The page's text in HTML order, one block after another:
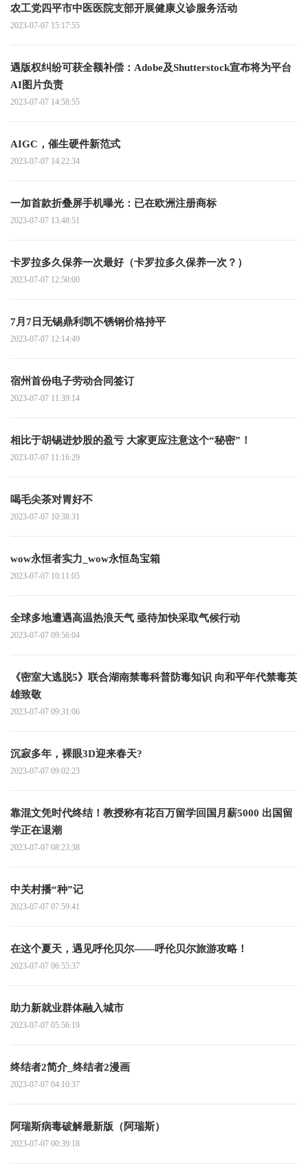
农工党四平市中医医院支部开展健康义诊服务活动
2023-07-07 15:17:55
遇版权纠纷可获全额补偿：Adobe及Shutterstock宣布将为平台
AI图片负责
2023-07-07 14:58:55
AIGC，催生硬件新范式
2023-07-07 14:22:34
一加首款折叠屏手机曝光：已在欧洲注册商标
2023-07-07 13:48:51
卡罗拉多久保养一次最好（卡罗拉多久保养一次？）
2023-07-07 12:50:00
7月7日无锡鼎利凯不锈钢价格持平
2023-07-07 12:14:49
宿州首份电子劳动合同签订
2023-07-07 11:39:14
相比于胡锡进炒股的盈亏 大家更应注意这个“秘密”！
2023-07-07 11:16:29
喝毛尖茶对胃好不
2023-07-07 10:38:31
wow永恒者实力_wow永恒岛宝箱
2023-07-07 10:11:05
全球多地遭遇高温热浪天气 亟待加快采取气候行动
2023-07-07 09:56:04
《密室大逃脱5》联合湖南禁毒科普防毒知识 向和平年代禁毒英
雄致敬
2023-07-07 09:31:06
沉寂多年，裸眼3D迎来春天?
2023-07-07 09:02:23
靠混文凭时代终结！教授称有花百万留学回国月薪5000 出国留
学正在退潮
2023-07-07 08:23:38
中关村播“种”记
2023-07-07 07:59:41
在这个夏天，遇见呼伦贝尔——呼伦贝尔旅游攻略！
2023-07-07 06:55:37
助力新就业群体融入城市
2023-07-07 05:56:19
终结者2简介_终结者2漫画
2023-07-07 04:10:37
阿瑞斯病毒破解最新版（阿瑞斯）
2023-07-07 00:39:18